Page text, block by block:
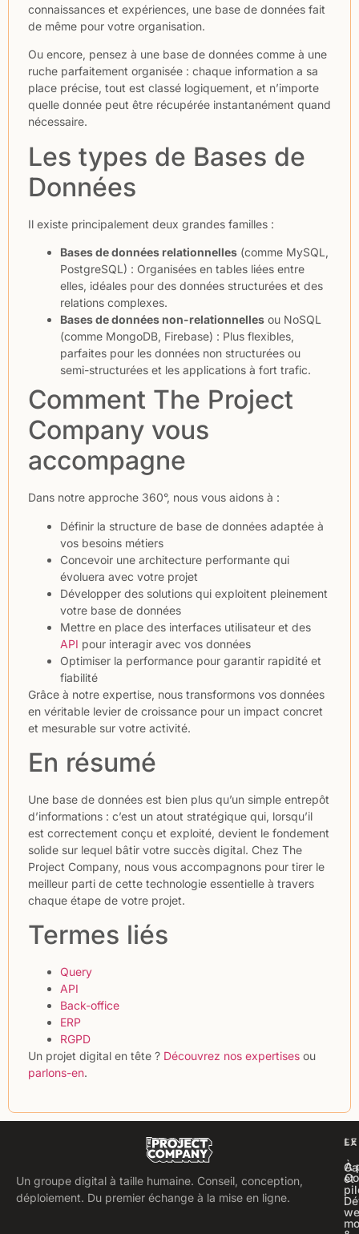
connaissances et expériences, une base de données fait
de même pour votre organisation.
Ou encore, pensez à une base de données comme à une
ruche parfaitement organisée : chaque information a sa
place précise, tout est classé logiquement, et n’importe
quelle donnée peut être récupérée instantanément quand
nécessaire.
Les types de Bases de
Données
Il existe principalement deux grandes familles :
Bases de données relationnelles (comme MySQL,
PostgreSQL) : Organisées en tables liées entre
elles, idéales pour des données structurées et des
relations complexes.
Bases de données non-relationnelles ou NoSQL
(comme MongoDB, Firebase) : Plus flexibles,
parfaites pour les données non structurées ou
semi-structurées et les applications à fort trafic.
Comment The Project
Company vous
accompagne
Dans notre approche 360°, nous vous aidons à :
Définir la structure de base de données adaptée à
vos besoins métiers
Concevoir une architecture performante qui
évoluera avec votre projet
Développer des solutions qui exploitent pleinement
votre base de données
Mettre en place des interfaces utilisateur et des
API pour interagir avec vos données
Optimiser la performance pour garantir rapidité et
fiabilité
Grâce à notre expertise, nous transformons vos données
en véritable levier de croissance pour un impact concret
et mesurable sur votre activité.
En résumé
Une base de données est bien plus qu’un simple entrepôt
d’informations : c’est un atout stratégique qui, lorsqu’il
est correctement conçu et exploité, devient le fondement
solide sur lequel bâtir votre succès digital. Chez The
Project Company, nous vous accompagnons pour tirer le
meilleur parti de cette technologie essentielle à travers
chaque étape de votre projet.
Termes liés
Query
API
Back-office
ERP
RGPD
Un projet digital en tête ? Découvrez nos expertises ou
parlons-en.
Un groupe digital à taille humaine. Conseil, conception,
déploiement. Du premier échange à la mise en ligne.
et
À